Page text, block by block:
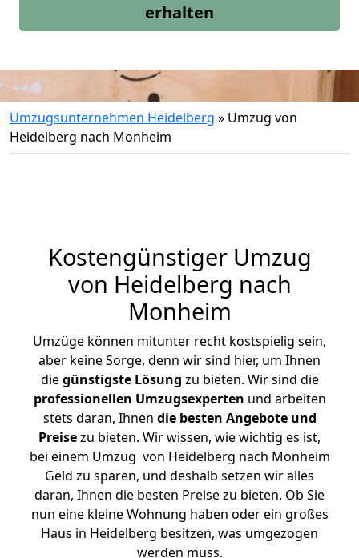
erhalten
Umzugsunternehmen Heidelberg » Umzug von
Heidelberg nach Monheim
Kostengünstiger Umzug
von Heidelberg nach
Monheim
Umzüge können mitunter recht kostspielig sein,
aber keine Sorge, denn wir sind hier, um Ihnen
diegünstigste Lösung zu bieten. Wir sind die
professionellen Umzugsexperten und arbeiten
stets daran, Ihnen die besten Angebote und
Preisezu bieten. Wir wissen, wie wichtig es ist,
bei einem Umzug von Heidelberg nach Monheim
Geld zu sparen, und deshalb setzen wir alles
daran, Ihnen die besten Preise zu bieten. Ob Sie
nun eine kleine Wohnung haben oder ein großes
Haus in Heidelberg besitzen, was umgezogen
werden muss.